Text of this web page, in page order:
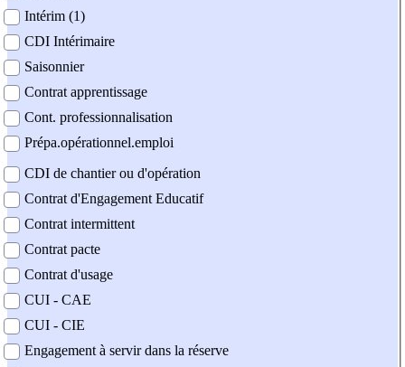
Intérim (1)
CDI Intérimaire
Saisonnier
Contrat apprentissage
Cont. professionnalisation
Prépa.opérationnel.emploi
CDI de chantier ou d'opération
Contrat d'Engagement Educatif
Contrat intermittent
Contrat pacte
Contrat d'usage
CUI - CAE
CUI - CIE
Engagement à servir dans la réserve